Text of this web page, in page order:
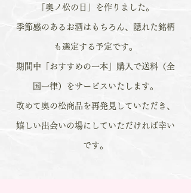
「奥ノ松の日」を作りました。
季節感のあるお酒はもちろん、隠れた銘柄
も選定する予定です。
期間中「おすすめの一本」購入で送料（全
国一律）をサービスいたします。
改めて奥の松商品を再発見していただき、
嬉しい出会いの場にしていただければ幸い
です。